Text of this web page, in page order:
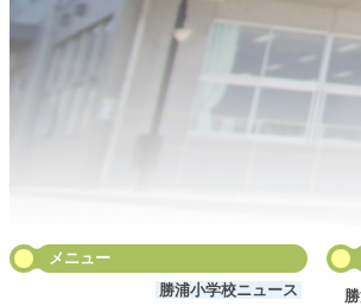
メニュー
勝浦小学校ニュース